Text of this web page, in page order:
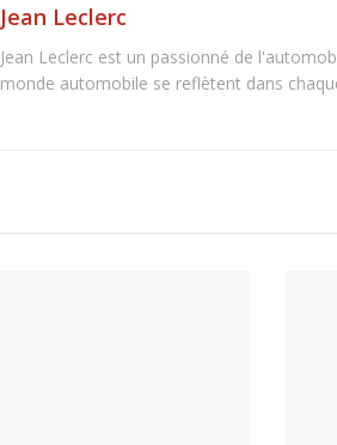
Jean Leclerc
Jean Leclerc est un passionné de
monde automobile se reflètent dans